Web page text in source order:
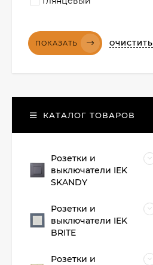
ПОКАЗАТЬ ОЧИСТИТЬ
КАТАЛОГ ТОВАРОВ
Розетки и
выключатели IEK
SKANDY
Розетки и
выключатели IEK
BRITE
Розетки и